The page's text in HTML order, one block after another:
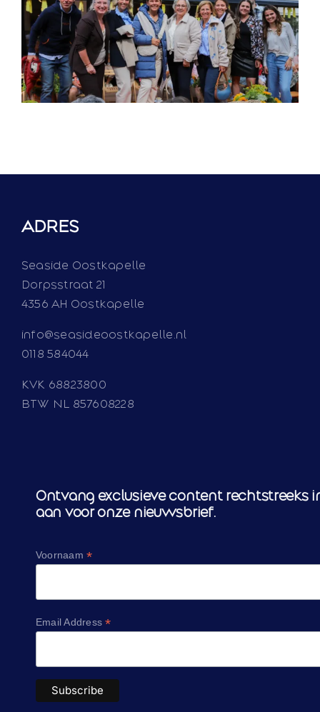
ADRES
Seaside Oostkapelle
Dorpsstraat 21
4356 AH Oostkapelle
info@seasideoostkapelle.nl
0118 584044
KVK 68823800
BTW NL 857608228
Ontvang exclusieve content rechtstreeks
aan voor onze nieuwsbrief.
Voornaam*
Email Address*